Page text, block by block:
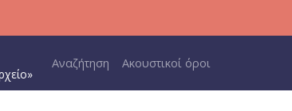
Main navigation
Αναζήτηση Ακουστικοί όροι